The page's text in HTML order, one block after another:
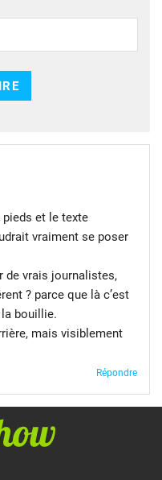
et le texte
vraiment se poser
de vrais journalistes,
? parce que là c’est
bouillie.
mais visiblement
Répondre